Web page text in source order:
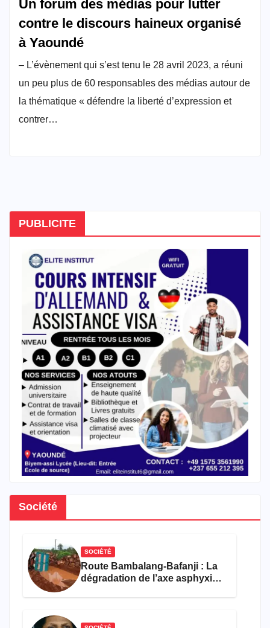
Un forum des médias pour lutter
contre le discours haineux organisé
à Yaoundé
– L’évènement qui s’est tenu le 28 avril 2023, a réuni
un peu plus de 60 responsables des médias autour de
la thématique « défendre la liberté d’expression et
contrer…
PUBLICITE
Société
SOCIÉTÉ
Route Bambalang-Bafanji : La
dégradation de l’axe asphyxie